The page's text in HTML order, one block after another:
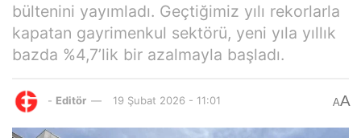
bültenini yayımladı. Geçtiğimiz yılı rekorlarla
kapatan gayrimenkul sektörü, yeni yıla yıllık
bazda %4,7’lik bir azalmayla başladı.
- Editör 19 Şubat 2026 - 11:01 AA